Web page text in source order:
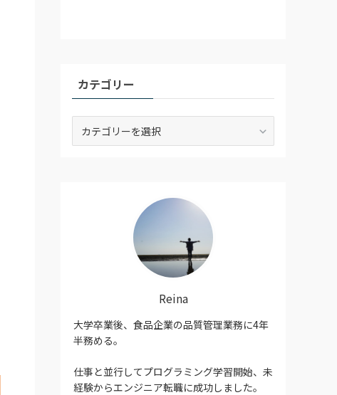
カテゴリー
Reina
大学卒業後、食品企業の品質管理業務に4年
半務める。
仕事と並行してプログラミング学習開始、未
経験からエンジニア転職に成功しました。